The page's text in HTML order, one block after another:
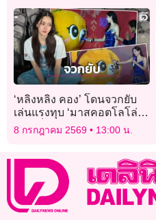
‘หลิงหลิง คอง’ โดนจวกยับ
เล่นแรงทุบ ‘มาสคอตโลโล่’
ชาวเน็ตจวกยับไร้ความ
เห็นใจข้างในก็คน!
8 กรกฎาคม 2569 13:00 น.